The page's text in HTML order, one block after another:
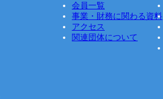
会員一覧
事業・財務に関わる資料
アクセス
関連団体について